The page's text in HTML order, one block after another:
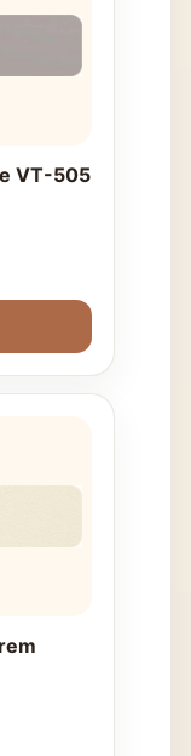
VT-505